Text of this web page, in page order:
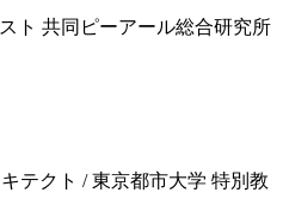
ト 共同ピーアール総合研究所
テクト / 東京都市大学 特別教